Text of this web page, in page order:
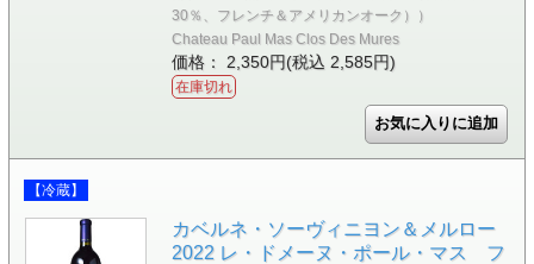
30％、フレンチ＆アメリカンオーク））
Chateau Paul Mas Clos Des Mures
価格： 2,350円(税込 2,585円)
在庫切れ
【冷蔵】
カベルネ・ソーヴィニヨン＆メルロー
2022 レ・ドメーヌ・ポール・マス フ